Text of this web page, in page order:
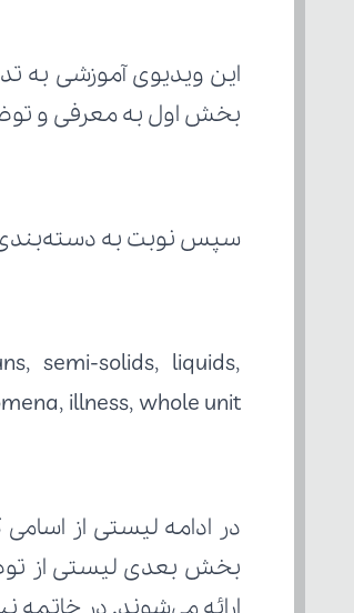
بخش اول به معرفی و
سپس نوبت به
illness, whole unit